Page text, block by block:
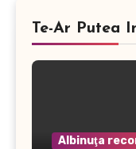
Te-Ar Putea
Albinuţa